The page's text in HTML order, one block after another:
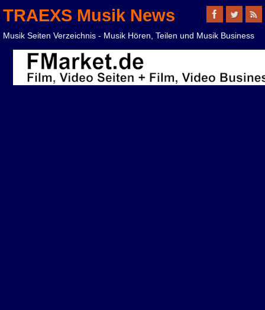
TRAEXS Musik News
Musik Seiten Verzeichnis - Musik Hören, Teilen und Musik Business